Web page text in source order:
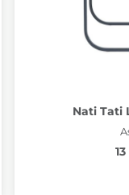
Nati Tati